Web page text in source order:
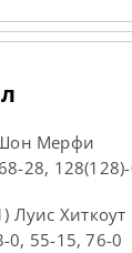
Мерфи
28,
Луис Хиткоут
0, 55-15, 76-0